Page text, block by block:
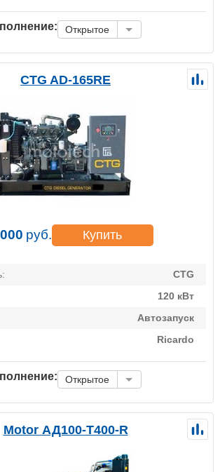
Открытое
CTG AD-165RE
руб. Купить
CTG
120 кВт
Автозапуск
Ricardo
Открытое
Motor АД100-Т400-R